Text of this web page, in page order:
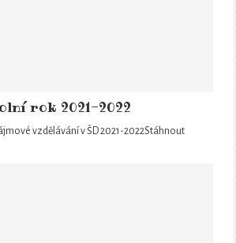
rok 2021-2022
vzdělávání v ŠD 2021-2022Stáhnout